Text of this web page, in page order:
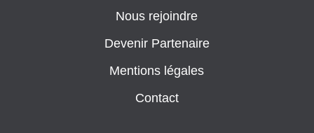
Nous rejoindre
Devenir Partenaire
Mentions légales
Contact